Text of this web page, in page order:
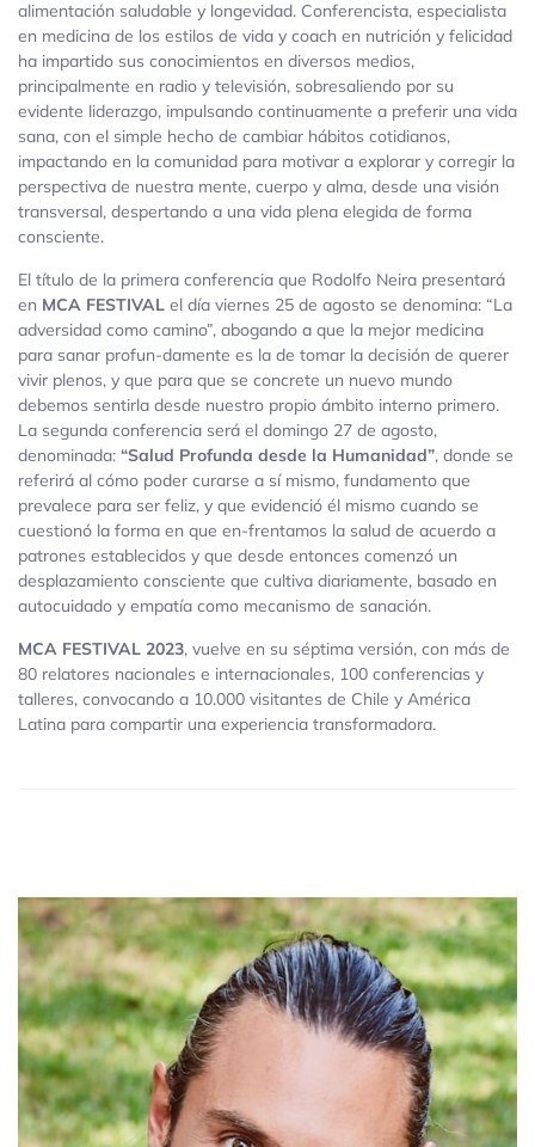
alimentación saludable y longevidad. Conferencista, especialista
en medicina de los estilos de vida y coach en nutrición y felicidad
ha impartido sus conocimientos en diversos medios,
principalmente en radio y televisión, sobresaliendo por su
evidente liderazgo, impulsando continuamente a preferir una vida
sana, con el simple hecho de cambiar hábitos cotidianos,
impactando en la comunidad para motivar a explorar y corregir la
perspectiva de nuestra mente, cuerpo y alma, desde una visión
transversal, despertando a una vida plena elegida de forma
consciente.
El título de la primera conferencia que Rodolfo Neira presentará
en MCA FESTIVAL el día viernes 25 de agosto se denomina: “La
adversidad como camino”, abogando a que la mejor medicina
para sanar profun-damente es la de tomar la decisión de querer
vivir plenos, y que para que se concrete un nuevo mundo
debemos sentirla desde nuestro propio ámbito interno primero.
La segunda conferencia será el domingo 27 de agosto,
denominada: “Salud Profunda desde la Humanidad”, donde se
referirá al cómo poder curarse a sí mismo, fundamento que
prevalece para ser feliz, y que evidenció él mismo cuando se
cuestionó la forma en que en-frentamos la salud de acuerdo a
patrones establecidos y que desde entonces comenzó un
desplazamiento consciente que cultiva diariamente, basado en
autocuidado y empatía como mecanismo de sanación.
MCA FESTIVAL 2023, vuelve en su séptima versión, con más de
80 relatores nacionales e internacionales, 100 conferencias y
talleres, convocando a 10.000 visitantes de Chile y América
Latina para compartir una experiencia transformadora.